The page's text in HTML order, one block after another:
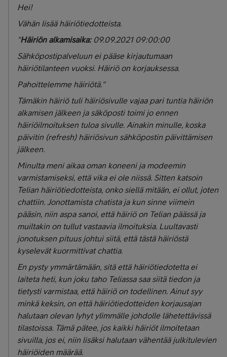
Hei!
Vähän lisää häiriötiedotteista.
"Häiriön alkamisaika:09.09.2021 09:00:00
Sähköpostipalveluun ei pääse kirjautumaan
häiriötilanteen vuoksi. Häiriö on korjauksessa.
Pahoittelemme häiriötä."
Tämäkin häiriö tuli häiriösivulle vajaa pari tuntia häiriön
alkamisen jälkeen ja säköposti toimi jo ennen
häiriöilmoituksen tuloa sivulle. Ainakin minulle, koska
päivitin (refresh) häiriösivun sähköpostin päivittämisen
jälkeen.
Minulta meni aikaa oman koneeni ja modeemin
varmistamiseksi, että vika ei ole niissä. Sitten katsoin
Telian häiriötiedotteista, onko siellä mitään, ei ollut, joten
chattiin. Jonottamista chatista ja kun sinne viimein
pääsin, niin aspa sanoi, että häiriö on Telian päässä ja
muiltakin on tullut vastaavia ilmoituksia. Luultavasti
jonotuksen pituus johtui siitä, että tästä häiriöstä
kyselevät kuormittivat chattia.
En pysty ymmärtämään, sitä että häiriötiedotetta ei
laiteta heti, kun joku taho Teliassa saa siitä tiedon ja
tietysti varmistaa, että häiriö on todellinen. Ainut syy
minkä keksin, on että häiriötiedotteiden korjausajan
halutaan olevan lyhyt ylimmälle johdolle lähetettävissä
tilastoissa. Tämä pätee, jos kaikki häiriöt ilmoitetaan
sivuilla, jos ei, niin lisäksi halutaan vähentää julkitulevien
häiriöiden määrää.